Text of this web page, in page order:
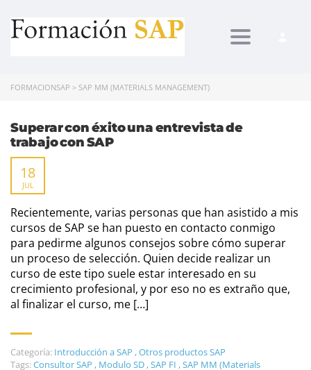
Toggle
FORMACIONSAP > SAP MM (MATERIALS MANAGEMENT)
Superar con éxito una entrevista de
trabajo con SAP
18
JUL
Recientemente, varias personas que han asistido a mis
cursos de SAP se han puesto en contacto conmigo
para pedirme algunos consejos sobre cómo superar
un proceso de selección. Quien decide realizar un
curso de este tipo suele estar interesado en su
crecimiento profesional, y por eso no es extraño que,
al finalizar el curso, me […]
Categoría: Introducción a SAP ,Otros productos SAP
Tags:Consultor SAP , Modulo SD ,SAP FI ,SAP MM (Materials